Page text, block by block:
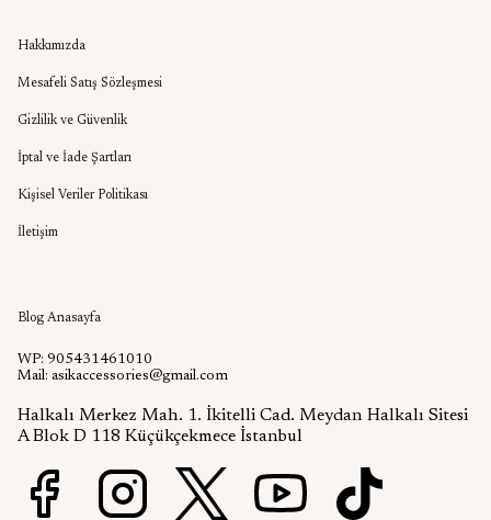
Hakkımızda
Mesafeli Satış Sözleşmesi
Gizlilik ve Güvenlik
İptal ve İade Şartları
Kişisel Veriler Politikası
İletişim
Blog Anasayfa
WP: 905431461010
Mail: asikaccessories@gmail.com
Halkalı Merkez Mah. 1. İkitelli Cad. Meydan Halkalı Sitesi
A Blok D 118 Küçükçekmece İstanbul